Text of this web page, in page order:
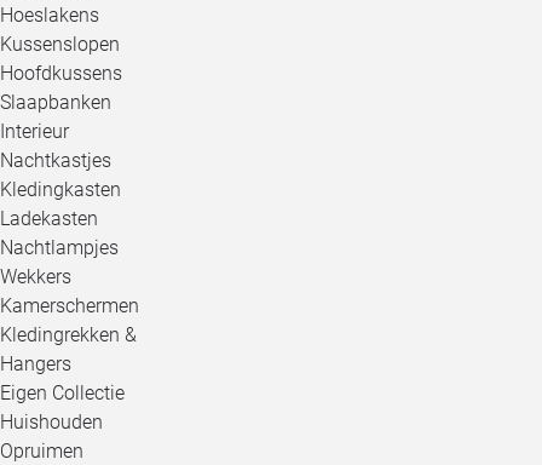
Hoeslakens
Kussenslopen
Hoofdkussens
Slaapbanken
Interieur
Nachtkastjes
Kledingkasten
Ladekasten
Nachtlampjes
Wekkers
Kamerschermen
Kledingrekken &
Hangers
Eigen Collectie
Huishouden
Opruimen